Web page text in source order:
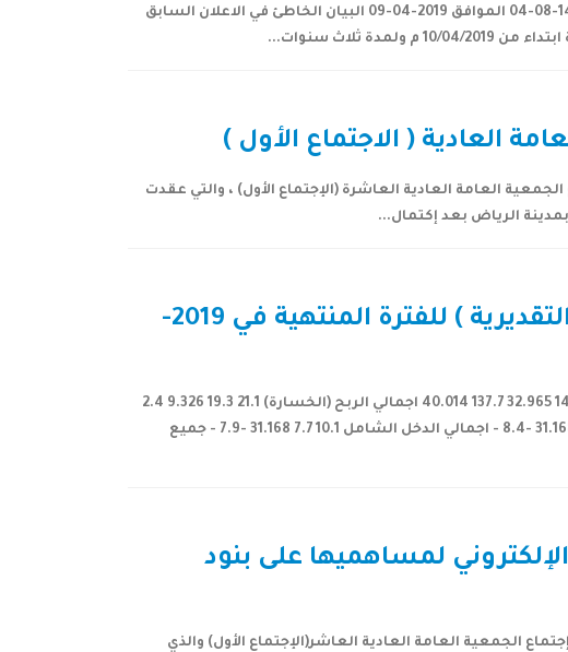
بند توضيح تاريخ الاعلان المنشور مسبقاً على موقع السوق المالية السعودية (تداول) المراد تصحيحه 1440-08-04 الموافق 2019-04-09 البيان الخاطئ في الاعلان السابق
العادية ( الاجتماع الأول )
العامة العادية العاشرة (الإجتماع الأول) ، والتي عقدت
اعلان شركة إتحاد مصانع الأسلاك عن النتائج المالية الأولية ( التقديرية ) للفترة المنتهية في 2019-
بند الربع الحالي الربع المماثل من العام السابق التغير% الربع السابق التغير % المبيعات/الايرادات 192.8 145 32.965 137.7 40.014 اجمالي الربح (الخسارة) 21.1 19.3 9.326 2.4
779.166 الربح (الخسارة) التشغيلي 13.4 11.1 20.72 -6 - صافي الربح (الخسارة) بعد الزكاة والضريبة 10.1 7.7 31.168 -8.4 - اجمالي الدخل الشامل 10.1 7.7 31.168 -7.9 - جميع
لمساهميها على بنود
الجمعية العامة العادية العاشر(الإجتماع الأول) والذي